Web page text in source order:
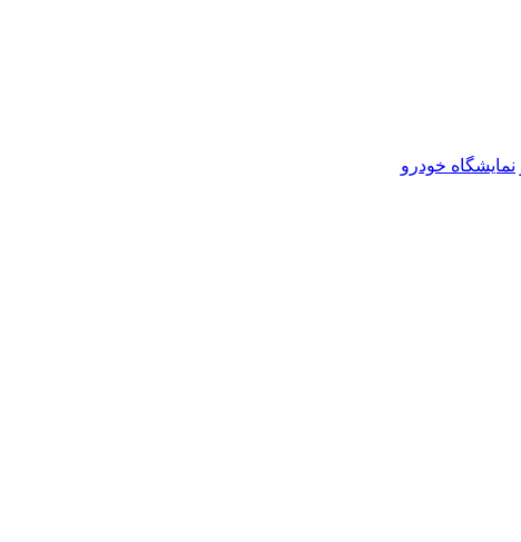
نمایشگاه خودرو